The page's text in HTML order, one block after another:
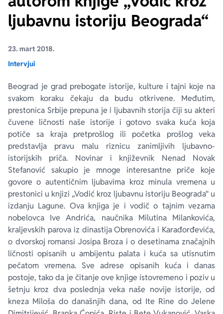
ljubavnu istoriju Beograda“
23. mart 2018.
Intervjui
Beograd je grad prebogate istorije, kulture i tajni koje na
svakom koraku čekaju da budu otkrivene. Međutim,
prestonica Srbije prepuna je i ljubavnih storija čiji su akteri
čuvene ličnosti naše istorije i gotovo svaka kuća koja
potiče sa kraja pretprošlog ili početka prošlog veka
predstavlja pravu malu riznicu zanimljivih ljubavno-
istorijskih priča. Novinar i književnik Nenad Novak
Stefanović sakupio je mnoge interesantne priče koje
govore o autentičnim ljubavima kroz minula vremena u
prestonici u knjizi „Vodić kroz ljubavnu istoriju Beograda“ u
izdanju Lagune. Ova knjiga je i vodič o tajnim vezama
nobelovca Ive Andrića, naučnika Milutina Milankovića,
kraljevskih parova iz dinastija Obrenovića i Karađorđevića,
o dvorskoj romansi Josipa Broza i o desetinama značajnih
ličnosti opisanih u ambijentu palata i kuća sa utisnutim
pečatom vremena. Sve adrese opisanih kuća i danas
postoje, tako da je čitanje ove knjige istovremeno i poziv u
šetnju kroz dva poslednja veka naše novije istorije, od
kneza Miloša do današnjih dana, od Ite Rine do Jelene
Ekranizovane knjige
Za poklon
E-knjige
Autori
Poezija
Lični razvoj i popularna psihologija
Biografija
Bojan Ljubenović
Dejan Tiago-Stanković
Milica Jakovljević Mir-Jam
Peter Handke
Harlan Koben
Elif Šafak